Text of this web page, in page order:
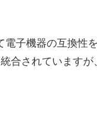
電子機器の互換性
合されています